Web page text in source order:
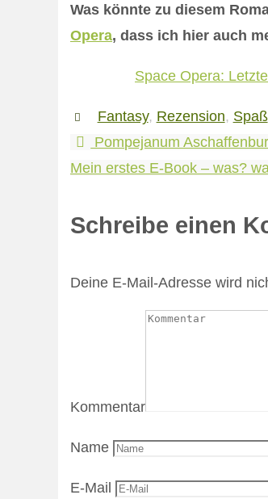
Was könnte zu diesem
Opera, dass ich hier auch
Space Opera:
Fantasy, Rezension, Spaß
Pompejanum
Mein erstes E-Book – was?
Schreibe einen
Deine E-Mail-Adresse wird
Kommentar
Name
E-Mail